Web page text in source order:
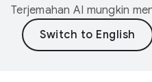
Terjemahan AI mungkin